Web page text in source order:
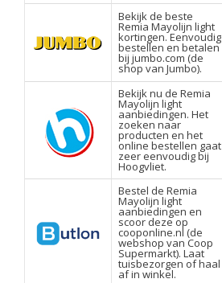
Bekijk de beste
Remia Mayolijn light
kortingen. Eenvoudig
bestellen en betalen
bij jumbo.com (de
shop van Jumbo).
Bekijk nu de Remia
Mayolijn light
aanbiedingen. Het
zoeken naar
producten en het
online bestellen gaat
zeer eenvoudig bij
Hoogvliet.
Bestel de Remia
Mayolijn light
aanbiedingen en
scoor deze op
cooponline.nl (de
webshop van Coop
Supermarkt). Laat
tuisbezorgen of haal
af in winkel.